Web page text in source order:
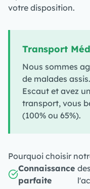
votre disposition.
Transport
Nous sommes
de malades
Escaut et avez
transport, vous
(100% ou 65%).
Pourquoi choisir
Connaissance
parfaite